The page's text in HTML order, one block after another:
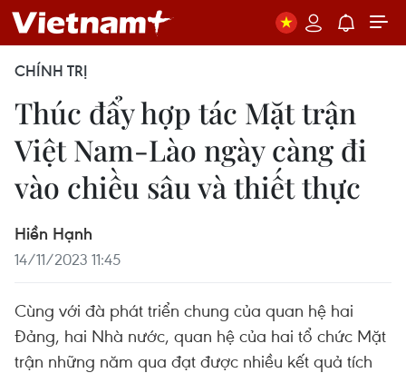
CHÍNH TRỊ
Thúc đẩy hợp tác Mặt trận
Việt Nam-Lào ngày càng đi
vào chiều sâu và thiết thực
Hiền Hạnh
14/11/2023 11:45
Cùng với đà phát triển chung của quan hệ hai
Đảng, hai Nhà nước, quan hệ của hai tổ chức Mặt
trận những năm qua đạt được nhiều kết quả tích